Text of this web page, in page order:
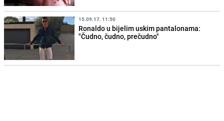
15.09.17. 11:50
Ronaldo u bijelim uskim pantalonama:
"Čudno, čudno, prečudno"